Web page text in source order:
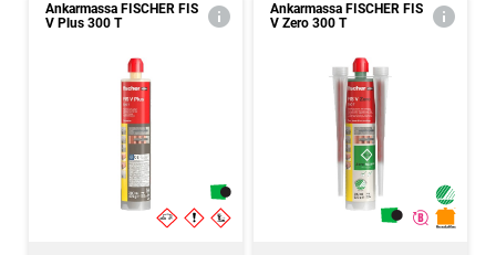
Ankarmassa FISCHER FIS
V Plus 300 T
Ankarmassa FISCHER FIS
V Zero 300 T